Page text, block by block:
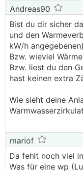
Andreas90
Bist du dir sicher
und den
kW/h angegebenen)
Bzw. wieviel
Bzw. liest du den
hast keinen extra
Wie sieht deine
mariof
Da fehlt noch viel
Was für eine wp